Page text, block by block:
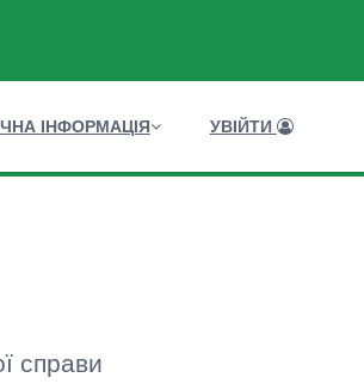
ІНФОРМАЦІЯ УВІЙТИ
справи